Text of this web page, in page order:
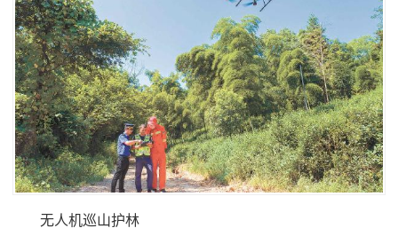
无人机巡山护林